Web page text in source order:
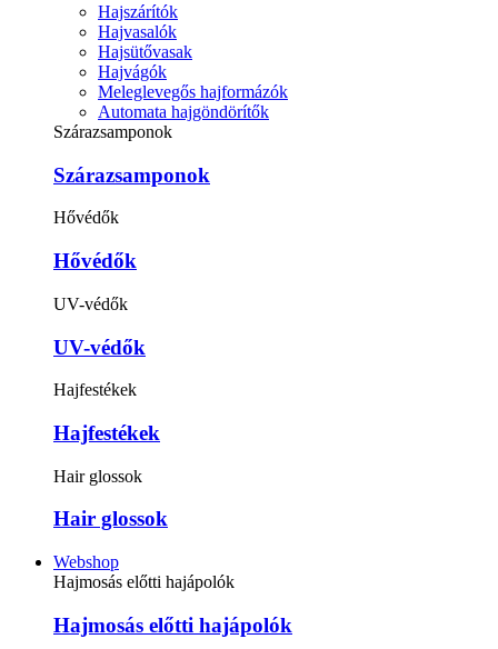
Hajszárítók
Hajvasalók
Hajsütővasak
Hajvágók
Meleglevegős hajformázók
Automata hajgöndörítők
Szárazsamponok
Szárazsamponok
Hővédők
Hővédők
UV-védők
UV-védők
Hajfestékek
Hajfestékek
Hair glossok
Hair glossok
Webshop
Hajmosás előtti hajápolók
Hajmosás előtti hajápolók